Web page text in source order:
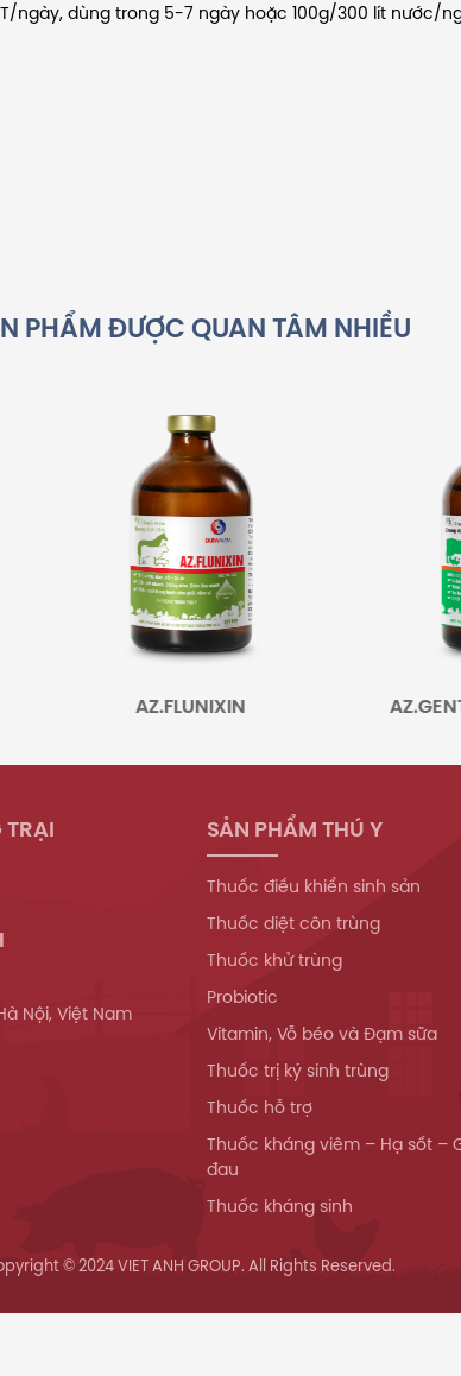
ngày, dùng trong 5-7 ngày hoặc 100g/300 lít nước/
PHẨM ĐƯỢC QUAN TÂM NHIỀU
AZ.GENTA-TYLOSIN MAX
TRẠI
Nội, Việt Nam
SẢN PHẨM THÚ Y
Thuốc điều khiển sinh sản
Thuốc diệt côn trùng
Thuốc khử trùng
Probiotic
Vitamin, Vỗ béo và Đạm sữa
Thuốc trị ký sinh trùng
Thuốc hỗ trợ
Thuốc kháng viêm – Hạ sốt –
đau
Thuốc kháng sinh
© 2024 VIET ANH GROUP. All Rights Reserved.